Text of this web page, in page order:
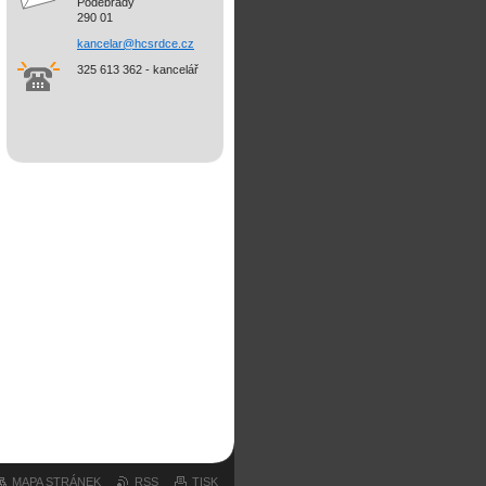
290 01
kancelar@hcsrdce.cz
325 613 362 - kancelář
MAPA STRÁNEK RSS TISK